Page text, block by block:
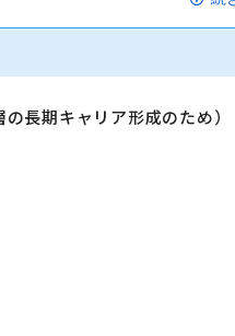
、店舗目標に向けての戦略
長期キャリア形成のため）